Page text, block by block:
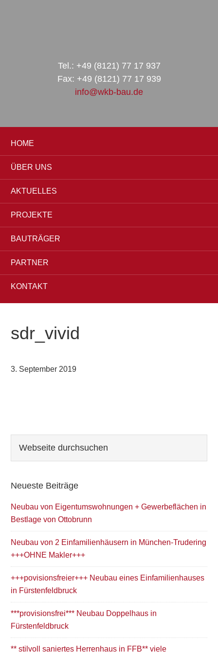
Tel.: +49 (8121) 77 17 937
Fax: +49 (8121) 77 17 939
info@wkb-bau.de
HOME
ÜBER UNS
AKTUELLES
PROJEKTE
BAUTRÄGER
PARTNER
KONTAKT
sdr_vivid
3. September 2019
Seitenspalte
durchsuchen
Neueste Beiträge
Neubau von Eigentumswohnungen + Gewerbeflächen in
Bestlage von Ottobrunn
Neubau von 2 Einfamilienhäusern in München-Trudering
+++OHNE Makler+++
+++povisionsfreier+++ Neubau eines Einfamilienhauses
in Fürstenfeldbruck
***provisionsfrei*** Neubau Doppelhaus in
Fürstenfeldbruck
** stilvoll saniertes Herrenhaus in FFB** viele